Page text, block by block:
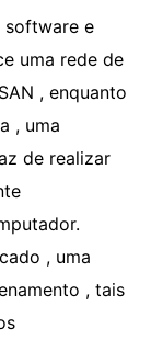
software e
uma rede de
, enquanto
, uma
de realizar
, uma
, tais